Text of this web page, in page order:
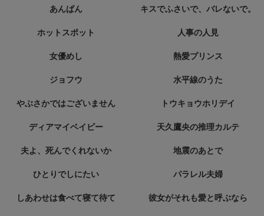
あんぱん キスでふさいで、バレないで。
ホットスポット 人事の人見
女優めし 熱愛プリンス
ジョフウ 水平線のうた
やぶさかではございません トウキョウホリデイ
ディアマイベイビー 天久鷹央の推理カルテ
夫よ、死んでくれないか 地震のあとで
ひとりでしにたい パラレル夫婦
しあわせは食べて寝て待て 彼女がそれも愛と呼ぶなら